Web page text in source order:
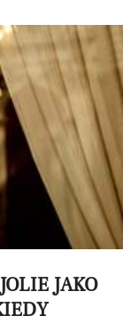
JAKO